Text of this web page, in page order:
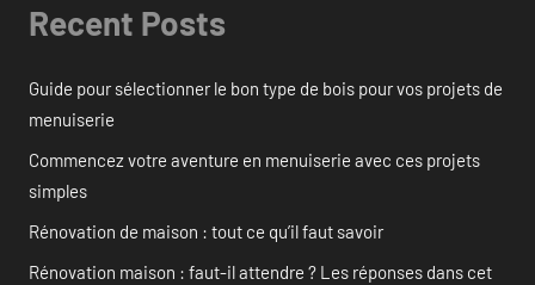
Recent Posts
Guide pour sélectionner le bon type de bois pour vos projets de
menuiserie
Commencez votre aventure en menuiserie avec ces projets
simples
Rénovation de maison : tout ce qu’il faut savoir
Rénovation maison : faut-il attendre ? Les réponses dans cet